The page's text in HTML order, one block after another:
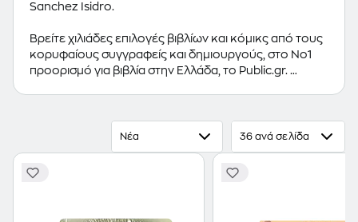
Sanchez Isidro.
Βρείτε χιλιάδες επιλογές βιβλίων και κόμικς από τους
κορυφαίους συγγραφείς και δημιουργούς, στο Νο1
προορισμό για βιβλία στην Ελλάδα, το Public.gr.
Ξενόγλωσσα Βιβλία,Κόμικς
Νέα 36 ανά σελίδα